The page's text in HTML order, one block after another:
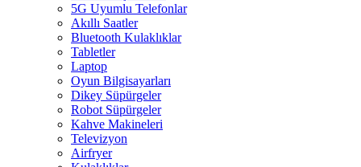
5G Uyumlu Telefonlar
Akıllı Saatler
Bluetooth Kulaklıklar
Tabletler
Laptop
Oyun Bilgisayarları
Dikey Süpürgeler
Robot Süpürgeler
Kahve Makineleri
Televizyon
Airfryer